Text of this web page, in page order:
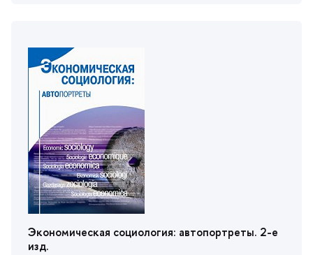
Экономическая социология: автопортреты. 2-е
изд.